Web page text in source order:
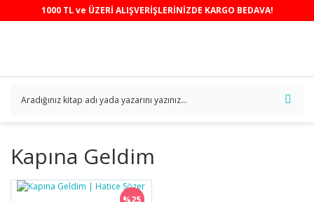
1000 TL ve ÜZERİ ALIŞVERİŞLERİNİZDE KARGO BEDAVA!
Kapına Geldim
%25